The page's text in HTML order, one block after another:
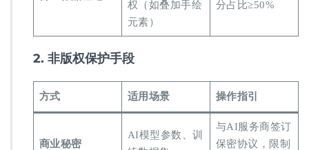
权（如叠加手绘
元素）
分占比≥50%
​2. 非版权保护手段​
​方式​ ​适用场景​ ​操作指引​
​商业秘密​
AI模型参数、训
与AI服务商签订
保密协议，限制